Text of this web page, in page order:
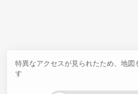
特異なアクセスが見られたため、地図
す